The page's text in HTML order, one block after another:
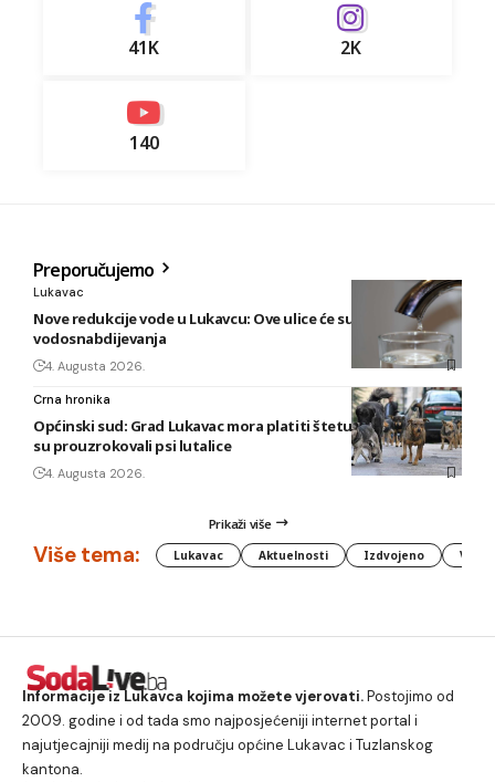
41K 2K
140
Preporučujemo
Lukavac
Nove redukcije vode u Lukavcu: Ove ulice će sutra biti bez
vodosnabdijevanja
4. Augusta 2026.
Crna hronika
Općinski sud: Grad Lukavac mora platiti štetu na vozilu koju
su prouzrokovali psi lutalice
4. Augusta 2026.
Prikaži više
Više tema: Lukavac Aktuelnosti Izdvojeno
Informacije iz Lukavca kojima možete vjerovati.Postojimo od
2009. godine i od tada smo najposjećeniji internet portal i
najutjecajniji medij na području općine Lukavac i Tuzlanskog
kantona.